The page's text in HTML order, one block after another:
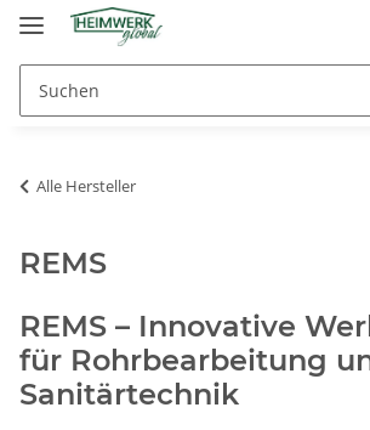
Alle Hersteller
REMS
REMS – Innovative
für Rohrbearbeitung
Sanitärtechnik